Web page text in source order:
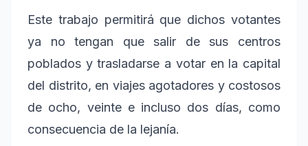
Este trabajo permitirá que dichos votantes
ya no tengan que salir de sus centros
poblados y trasladarse a votar en la capital
del distrito, en viajes agotadores y costosos
de ocho, veinte e incluso dos días, como
consecuencia de la lejanía.